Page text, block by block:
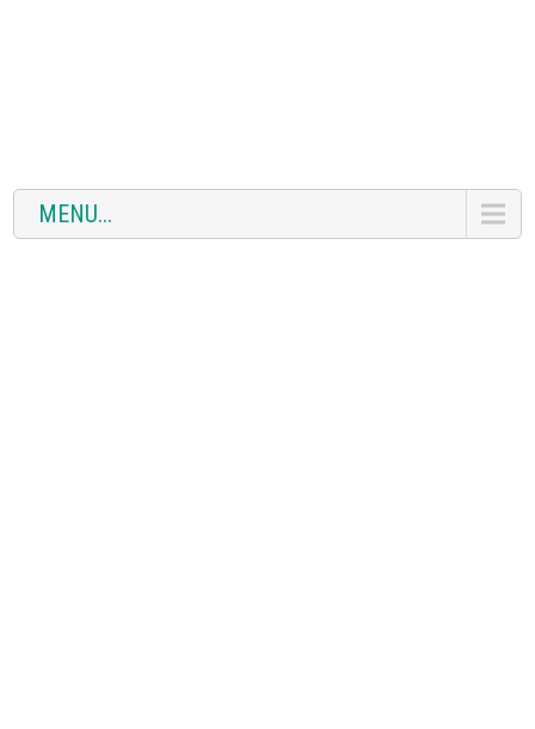
MENU...